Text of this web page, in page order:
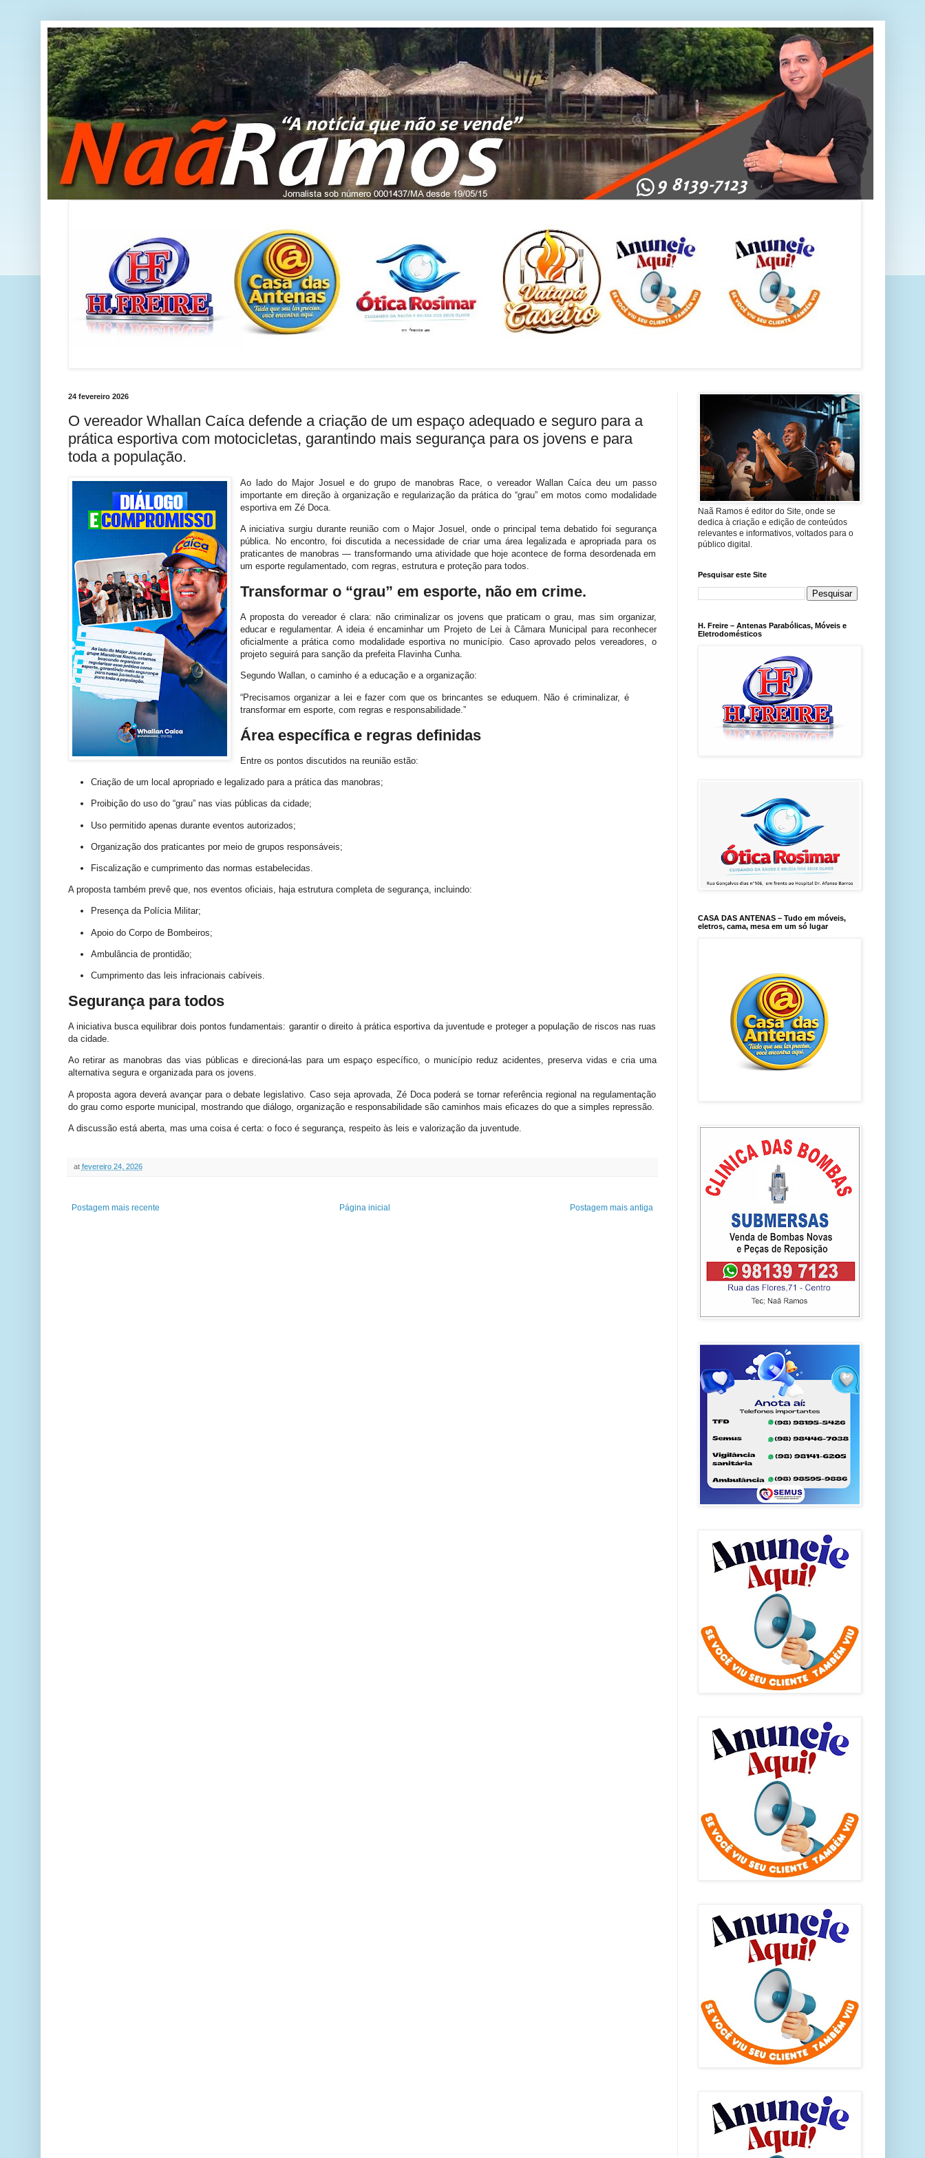
24 fevereiro 2026
O vereador Whallan Caíca defende a criação de um espaço adequado e seguro para a
prática esportiva com motocicletas, garantindo mais segurança para os jovens e para
toda a população.
Ao lado do Major Josuel e do grupo de manobras Race, o vereador Wallan Caícadeu um passo
importante em direção à organização e regularização da prática do “grau” em motos como modalidade
esportiva em Zé Doca.
A iniciativa surgiu durante reunião com o Major Josuel, onde o principal tema debatido foi segurança
pública. No encontro, foi discutida a necessidade de criar uma área legalizada e apropriada para os
praticantes de manobras — transformando uma atividade que hoje acontece de forma desordenada em
um esporte regulamentado, com regras, estrutura e proteção para todos.
Transformar o “grau” em esporte, não em crime.
A proposta do vereador é clara: não criminalizar os jovens que praticam o grau, mas sim organizar,
educar e regulamentar. A ideia é encaminhar um Projeto de Lei à Câmara Municipal para reconhecer
oficialmente a prática como modalidade esportiva no município. Caso aprovado pelos vereadores, o
projeto seguirá para sanção da prefeita Flavinha Cunha.
Segundo Wallan, o caminho é a educação e a organização:
“Precisamos organizar a lei e fazer com que os brincantes se eduquem. Não é criminalizar, é
transformar em esporte, com regras e responsabilidade.”
Área específica e regras definidas
Entre os pontos discutidos na reunião estão:
Criação de um local apropriado e legalizado para a prática das manobras;
Proibição do uso do “grau” nas vias públicas da cidade;
Uso permitido apenas durante eventos autorizados;
Organização dos praticantes por meio de grupos responsáveis;
Fiscalização e cumprimento das normas estabelecidas.
A proposta também prevê que, nos eventos oficiais, haja estrutura completa de segurança, incluindo:
Presença da Polícia Militar;
Apoio do Corpo de Bombeiros;
Ambulância de prontidão;
Cumprimento das leis infracionais cabíveis.
Segurança para todos
A iniciativa busca equilibrar dois pontos fundamentais: garantir o direito à prática esportiva da juventude e proteger a população de riscos nas ruas
da cidade.
Ao retirar as manobras das vias públicas e direcioná-las para um espaço específico, o município reduz acidentes, preserva vidas e cria uma
alternativa segura e organizada para os jovens.
A proposta agora deverá avançar para o debate legislativo. Caso seja aprovada, Zé Doca poderá se tornar referência regional na regulamentação
do grau como esporte municipal, mostrando que diálogo, organização e responsabilidade são caminhos mais eficazes do que a simples repressão.
A discussão está aberta, mas uma coisa é certa: o foco é segurança, respeito às leis e valorização da juventude.
at fevereiro 24, 2026
Postagem mais recente Postagem mais antiga
Página inicial
Naã Ramos é editor do Site, onde se
dedica à criação e edição de conteúdos
relevantes e informativos, voltados para o
público digital.
Pesquisar este Site
H. Freire – Antenas Parabólicas, Móveis e
Eletrodomésticos
CASA DAS ANTENAS – Tudo em móveis,
eletros, cama, mesa em um só lugar